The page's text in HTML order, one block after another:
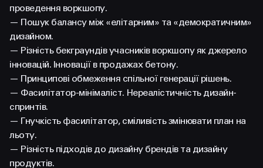
проведення воркшопу.
— Пошук балансу між «елітарним» та «демократичним»
дизайном.
— Різність бекграундів учасників воркшопу як джерело
інновацій. Інновації в продажах бетону.
— Принципові обмеження спільної генерації рішень.
— Фасилітатор-мінімаліст. Нереалістичність дизайн-
спринтів.
— Гнучкість фасилітатор, сміливість змінювати план на
льоту.
— Різність підходів до дизайну брендів та дизайну
продуктів.